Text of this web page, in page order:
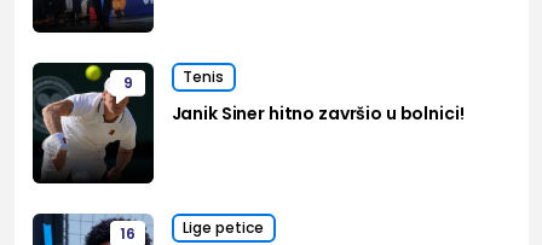
9 Tenis
Janik Siner hitno završio u bolnici!
16 Lige petice